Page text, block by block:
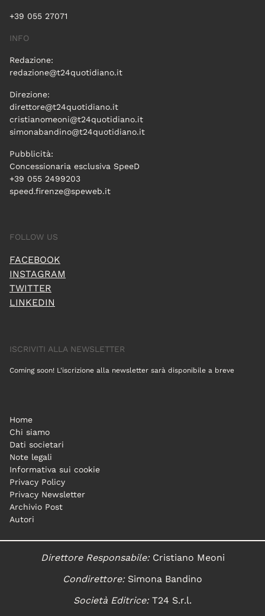
+39 055 27071
INFO
Redazione:
redazione@t24quotidiano.it
Direzione:
direttore@t24quotidiano.it
cristianomeoni@t24quotidiano.it
simonabandino@t24quotidiano.it
Pubblicità:
Concessionaria esclusiva SpeeD
+39 055 2499203
speed.firenze@speweb.it
FOLLOW US
FACEBOOK
INSTAGRAM
TWITTER
LINKEDIN
ISCRIVITI ALLA NEWSLETTER
Coming soon! L'iscrizione alla newsletter sarà disponibile a breve
Home
Chi siamo
Dati societari
Note legali
Informativa sui cookie
Privacy Policy
Privacy Newsletter
Archivio Post
Autori
Direttore Responsabile:Cristiano Meoni
Condirettore:Simona Bandino
Società Editrice:T24 S.r.l.